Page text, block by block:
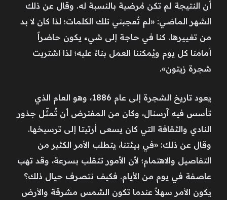
أن النتيجة لم تكن مُرضية بالنسبة له. وقال عن ذلك
الشهر الماضي: «لم تُعجبني تلك الكلمات؛ لذا كان لا بد
من تغييرها. كنا في حاجة إلى شيء يكون حاضراً
أمامنا كل يوم ويُمكننا العمل بناءً عليه؛ لذا اشتريت
شجرة زيتون».
يعود تاريخ الشجرة إلى عام 1886، وهو العام الذي
تأسس فيه آرسنال، وكان من المفترض أن تُمثّل جذور
النادي والثقافة التي كان يسعى أرتيتا إلى ترسيخها.
وقال عن ذلك: «في بيئتنا، يتطلب الأمر الكثير من
التفاصيل والاهتمام؛ لأن الأمور تتقلب بسرعة، وقد تهب
عاصفة في يوم من الأيام. فكيف نتصرف حيال ذلك؟
يكون الأمر سهلاً عندما تكون الشمس مشرقة والأرض